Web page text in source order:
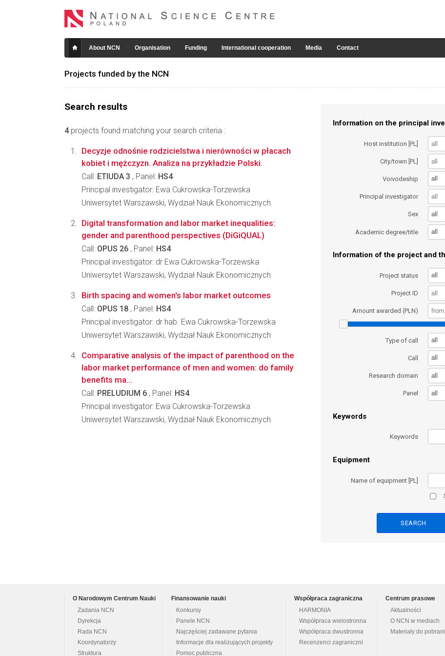
About NCN Organisation Funding International cooperation Media Contact
Projects funded by the NCN
Search results
4projects found matching your search criteria :
Information on the principal
Host institution [PL]
City/town [PL]
Voivodeship all
Principal investigator
Sex all
Academic degree/title all
Information of the project and
Project status all
Project ID
Amount awarded (PLN)
Type of call all
Call all
Research domain all
Panel all
Keywords
Keywords
Equipment
Name of equipment [PL]
Decyzje odnośnie rodzicielstwa i nierówności w płacach
kobiet i mężczyzn. Analiza na przykładzie Polski.
Call: ETIUDA 3 , Panel: HS4
Principal investigator: Ewa Cukrowska-Torzewska
Uniwersytet Warszawski, Wydział Nauk Ekonomicznych
Digital transformation and labor market inequalities:
gender and parenthood perspectives (DiGiQUAL)
Call: OPUS 26 , Panel: HS4
Principal investigator: dr Ewa Cukrowska-Torzewska
Uniwersytet Warszawski, Wydział Nauk Ekonomicznych
Birth spacing and women's labor market outcomes
Call: OPUS 18 , Panel: HS4
Principal investigator: dr hab. Ewa Cukrowska-Torzewska
Uniwersytet Warszawski, Wydział Nauk Ekonomicznych
Comparative analysis of the impact of parenthood on the
labor market performance of men and women: do family
benefits ma...
Call: PRELUDIUM 6 , Panel: HS4
Principal investigator: Ewa Cukrowska-Torzewska
Uniwersytet Warszawski, Wydział Nauk Ekonomicznych
O Narodowym Centrum Nauki
Zadania NCN
Dyrekcja
Rada NCN
Koordynatorzy
Struktura
Finansowanie nauki
Konkursy
Panele NCN
Najczęściej zadawane pytania
Informacje dla realizujących projekty
Pomoc publiczna
Współpraca zagraniczna
HARMONIA
Współpraca wielostronna
Współpraca dwustronna
Recenzenci zagraniczni
Centrum prasowe
Aktualności
O NCN w mediach
Materiały do